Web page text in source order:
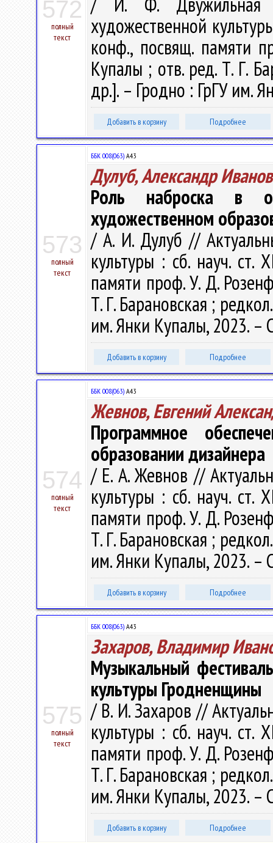
572
полный
текст
художественной
конф., посвящ. памяти
Купалы ; отв. ред. Т. Г.
др.]. – Гродно : ГрГУ им.
Добавить в корзину Подробнее
573
полный
текст
ББК 008(063) А43
Дулуб, Александр
Роль наброска в
художественном
/ А. И. Дулуб //
культуры : сб. науч. ст.
памяти проф. У. Д.
Т. Г. Барановская ;
им. Янки Купалы, 2023. –
Добавить в корзину Подробнее
574
полный
текст
ББК 008(063) А43
Жевнов, Евгений
Программное
образовании дизайнера
/ Е. А. Жевнов //
культуры : сб. науч. ст.
памяти проф. У. Д.
Т. Г. Барановская ;
им. Янки Купалы, 2023. –
Добавить в корзину Подробнее
575
полный
текст
ББК 008(063) А43
Захаров, Владимир
Музыкальный
культуры Гродненщины
/ В. И. Захаров //
культуры : сб. науч. ст.
памяти проф. У. Д.
Т. Г. Барановская ;
им. Янки Купалы, 2023. –
Добавить в корзину Подробнее